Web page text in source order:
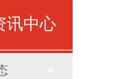
讯中心